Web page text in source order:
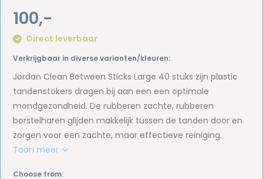
100,-
Direct leverbaar
Verkrijgbaar in diverse varianten/kleuren:
Jordan Clean Between Sticks Large 40 stuks zijn plastic
tandenstokers dragen bij aan een een optimale
mondgezondheid. De rubberen zachte, rubberen
borstelharen glijden makkelijk tussen de tanden door en
zorgen voor een zachte, maar effectieve reiniging.
Toon meer
Choose from: